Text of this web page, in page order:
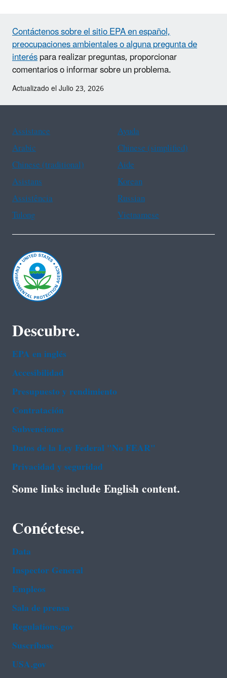
Contáctenos sobre el sitio EPA en español,
preocupaciones ambientales o alguna pregunta de
interéspara realizar preguntas, proporcionar
comentarios o informar sobre un problema.
Actualizado el Julio 23, 2026
Assistance
Ayuda
Arabic
Chinese (simplified)
Chinese (traditional)
Aide
Asistans
Korean
Assistência
Russian
Tulong
Vietnamese
Descubre.
EPA en ingl‌és
Accesibilidad
Presupuesto y rendimiento
Contratación
Subvenciones
Datos de la Ley Federal "No FEAR"
Privacidad y seguridad
Some links include English content.
Conéctese.
Data
Inspector General
Empleos
Sala de prensa
Regulations.gov
Suscríbase
USA.gov